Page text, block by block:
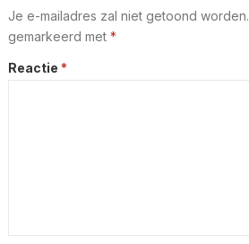
Je e-mailadres zal niet getoond worden.
gemarkeerd met *
Reactie *